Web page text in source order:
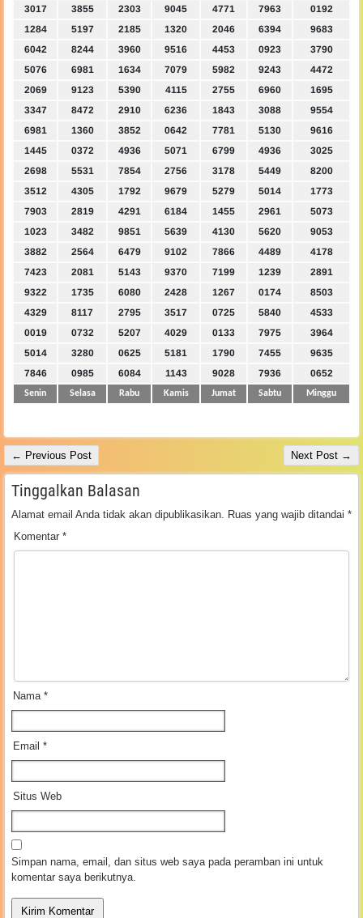
3017
3855 2303 9045 4771 7963
0192
1284
5197 2185 1320 2046 6394
9683
6042
8244 3960 9516 4453 0923
3790
5076
6981 1634 7079 5982 9243
4472
2069
9123 5390 4115 2755 6960
1695
3347
8472 2910 6236 1843 3088
9554
6981
1360 3852 0642 7781 5130
9616
1445
0372 4936 5071 6799 4936
3025
2698
5531 7854 2756 3178 5449
8200
3512
4305 1792 9679 5279 5014
1773
7903
2819 4291 6184 1455 2961
5073
1023
3482 9851 5639 4130 5620
9053
3882
2564 6479 9102 7866 4489
4178
7423
2081 5143 9370 7199 1239
2891
9322
1735 6080 2428 1267 0174
8503
4329
8117 2795 3517 0725 5840
4533
0019
0732 5207 4029 0133 7975
3964
5014
3280 0625 5181 1790 7455
9635
7846
0985 6084 1143 9028 7936 0652
Senin Selasa Rabu Kamis Jumat Sabtu Minggu
← Previous Post Next Post →
Tinggalkan Balasan
Alamat email Anda tidak akan dipublikasikan. Ruas yang wajib ditandai *
Komentar *
Nama *
Email *
Situs Web
Simpan nama, email, dan situs web saya pada peramban ini untuk
komentar saya berikutnya.